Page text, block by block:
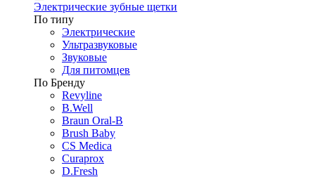
Электрические зубные щетки
По типу
Электрические
Ультразвуковые
Звуковые
Для питомцев
По Бренду
Revyline
B.Well
Braun Oral-B
Brush Baby
CS Medica
Curaprox
D.Fresh